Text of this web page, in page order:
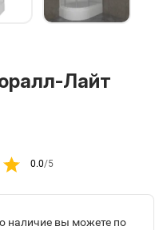
Лайт
0.0/5
наличие вы можете по